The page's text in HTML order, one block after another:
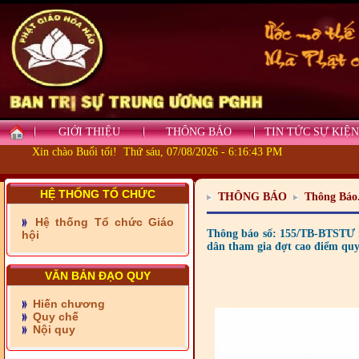
GIỚI THIỆU THÔNG BÁO
TIN TỨC SỰ KIỆN
Xin chào Buổi tối! Thứ sáu, 07/08/2026 - 6:16:45 PM
HỆ THỐNG TỔ CHỨC
Hệ thống Tổ chức Giáo
hội
VĂN BẢN ĐẠO QUY
Hiến chương
Quy chế
Nội quy
- Những tấm lòng thiện
nguyện vùng biên
- BAN TRỊ SỰ XÃ ĐẠI
PHƯỚC TỈNH ĐỒNG NAI
TIẾP SỨC ĐẾN TRƯỜNG
- Xã Châu Phú khánh
thành cầu Kênh 7 - Nam
kênh Quốc Gia
- Xã Phú Lâm bàn giao 9
THÔNG BÁO Thông
Thông báo số: 155/TB-
dân tham gia đợt cao điểm